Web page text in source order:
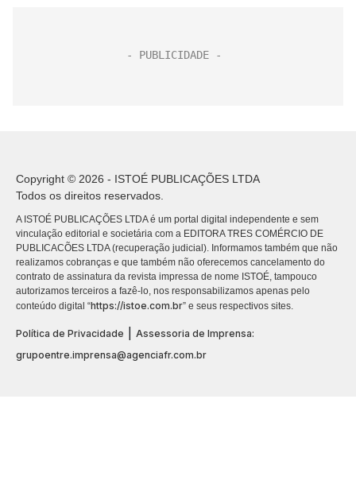
Copyright © 2026 - ISTOÉ PUBLICAÇÕES LTDA
Todos os direitos reservados.
A ISTOÉ PUBLICAÇÕES LTDA é um portal digital independente e sem
vinculação editorial e societária com a EDITORA TRES COMÉRCIO DE
PUBLICACÕES LTDA (recuperação judicial). Informamos também que não
realizamos cobranças e que também não oferecemos cancelamento do
contrato de assinatura da revista impressa de nome ISTOÉ, tampouco
autorizamos terceiros a fazê-lo, nos responsabilizamos apenas pelo
conteúdo digital “https://istoe.com.br” e seus respectivos sites.
Política de Privacidade
Assessoria de Imprensa:
grupoentre.imprensa@agenciafr.com.br